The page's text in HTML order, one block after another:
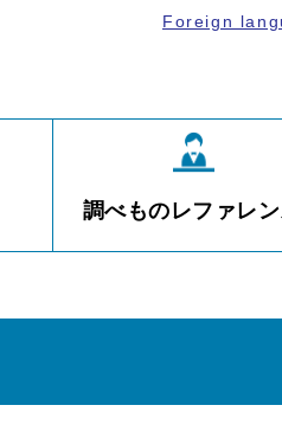
Foreign
調べものレファレ